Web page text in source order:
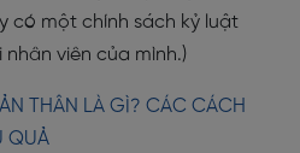
có một chính sách kỷ luật
viên của mình.)
THÂN LÀ GÌ? CÁC CÁCH
QUẢ